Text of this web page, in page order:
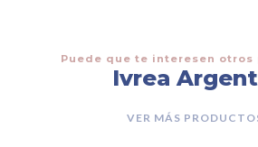
Puede que te interesen otros
Ivrea
VER MÁS